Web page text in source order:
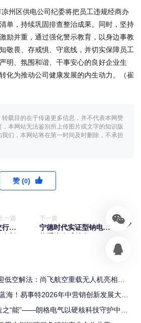
州区供电公司纪委将把员工违规经商办
单，持续巩固排查整治成果。同时，坚持
励并重，通过强化警示教育，以身边事教
敬畏、存戒惧、守底线，并切实保障员工
明、氛围和谐、干事安心的良好企业生
化为推动公司健康发展的内生动力。（崔
载目的在于传递更多信息，并不代表本网赞
本网站无法鉴别所上传图片或文字的知识版
们，本网站将在第一时间及时删除，不承担
赞 (0)
上一篇
行业
下一篇
宁德时代实证型钠电储
低空解法：尚飞航空重载无人机亮相
海！易事特2026年中营销创新发展大会
之“能”——朗格电气以硬核科技守护中国